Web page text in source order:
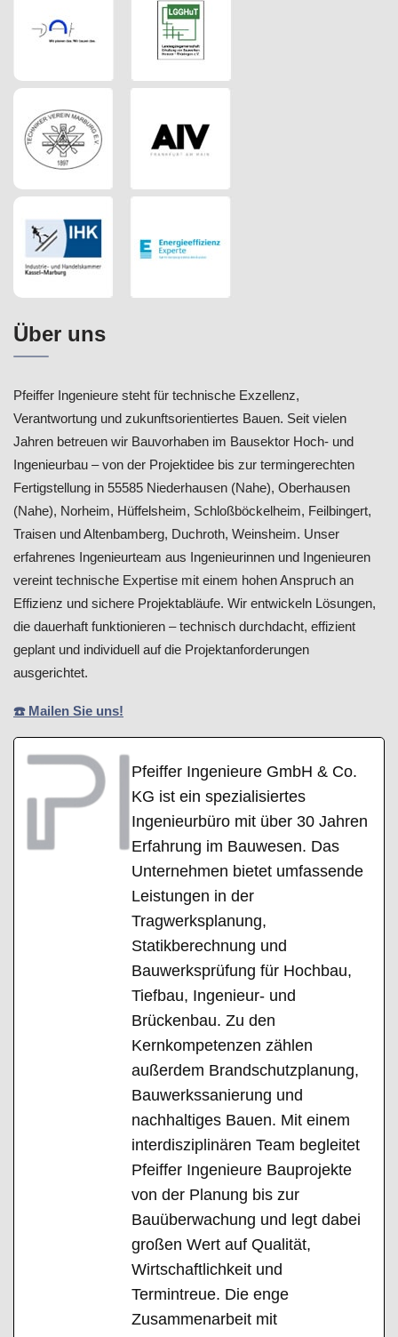
Über uns
Pfeiffer Ingenieure steht für technische Exzellenz,
Verantwortung und zukunftsorientiertes Bauen. Seit vielen
Jahren betreuen wir Bauvorhaben im Bausektor Hoch- und
Ingenieurbau – von der Projektidee bis zur termingerechten
Fertigstellung in 55585 Niederhausen (Nahe), Oberhausen
(Nahe), Norheim, Hüffelsheim, Schloßböckelheim, Feilbingert,
Traisen und Altenbamberg, Duchroth, Weinsheim. Unser
erfahrenes Ingenieurteam aus Ingenieurinnen und Ingenieuren
vereint technische Expertise mit einem hohen Anspruch an
Effizienz und sichere Projektabläufe. Wir entwickeln Lösungen,
die dauerhaft funktionieren – technisch durchdacht, effizient
geplant und individuell auf die Projektanforderungen
ausgerichtet.
☎️ Mailen Sie uns!
Pfeiffer Ingenieure GmbH & Co.
KG ist ein spezialisiertes
Ingenieurbüro mit über 30 Jahren
Erfahrung im Bauwesen. Das
Unternehmen bietet umfassende
Leistungen in der
Tragwerksplanung,
Statikberechnung und
Bauwerksprüfung für Hochbau,
Tiefbau, Ingenieur- und
Brückenbau. Zu den
Kernkompetenzen zählen
außerdem Brandschutzplanung,
Bauwerkssanierung und
nachhaltiges Bauen. Mit einem
interdisziplinären Team begleitet
Pfeiffer Ingenieure Bauprojekte
von der Planung bis zur
Bauüberwachung und legt dabei
großen Wert auf Qualität,
Wirtschaftlichkeit und
Termintreue. Die enge
Zusammenarbeit mit